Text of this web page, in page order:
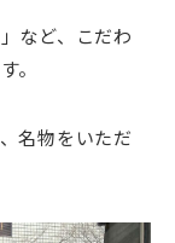
など、こだわ
。
名物をいただ